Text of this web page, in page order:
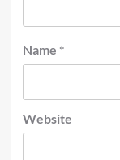
Name *
Website